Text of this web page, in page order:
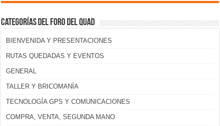
Categorías del foro del Quad
BIENVENIDA Y PRESENTACIONES
RUTAS QUEDADAS Y EVENTOS
GENERAL
TALLER Y BRICOMANÍA
TECNOLOGÍA GPS Y COMUNICACIONES
COMPRA, VENTA, SEGUNDA MANO